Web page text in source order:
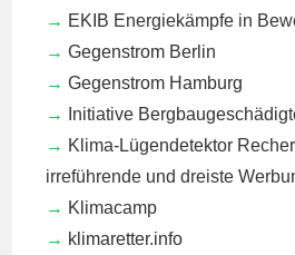
EKIB Energiekämpfe in
Gegenstrom Berlin
Gegenstrom Hamburg
Initiative
Klima-Lügendetektor
irreführende und dreiste
Klimacamp
klimaretter.info